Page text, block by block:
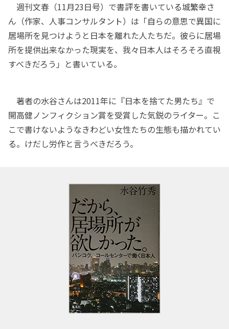
週刊文春（11月23日号）で書評を書いている城繁幸さ
ん（作家、人事コンサルタント）は「自らの意思で異国に
居場所を見つけようと日本を離れた人たちだ。彼らに居場
所を提供出来なかった現実を、我々日本人はそろそろ直視
すべきだろう」と書いている。
著者の水谷さんは2011年に『日本を捨てた男たち』で
開高健ノンフィクション賞を受賞した気鋭のライター。こ
こで書けないようなきわどい女性たちの生態も描かれてい
る。けだし労作と言うべきだろう。